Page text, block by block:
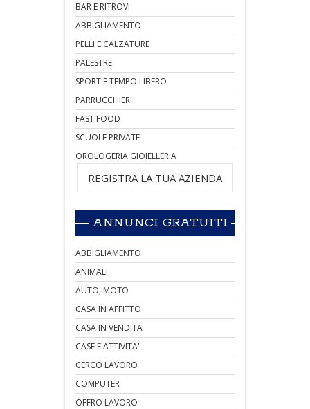
BAR E RITROVI
ABBIGLIAMENTO
PELLI E CALZATURE
PALESTRE
SPORT E TEMPO LIBERO
PARRUCCHIERI
FAST FOOD
SCUOLE PRIVATE
OROLOGERIA GIOIELLERIA
REGISTRA LA TUA AZIENDA
ANNUNCI GRATUITI
ABBIGLIAMENTO
ANIMALI
AUTO, MOTO
CASA IN AFFITTO
CASA IN VENDITA
CASE E ATTIVITA'
CERCO LAVORO
COMPUTER
OFFRO LAVORO